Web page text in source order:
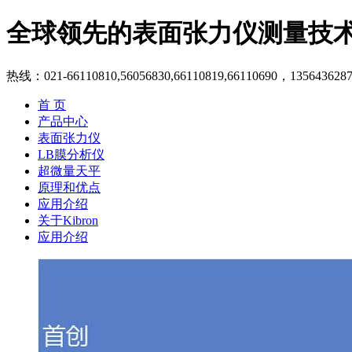
全球领先的表面张力仪测量
热线：021-66110810,56056830,66110819,66110690，
首 页
产品中心
表面张力仪
LB膜分析仪
超微量天平
原理和优点
应用介绍
关于Kibron
应用介绍